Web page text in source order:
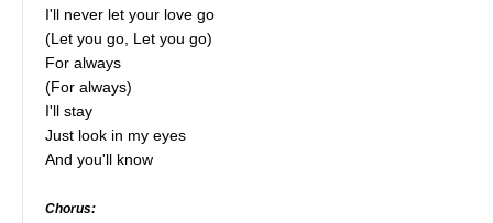
I'll never let your love go
(Let you go, Let you go)
For always
(For always)
I'll stay
Just look in my eyes
And you'll know
Chorus: